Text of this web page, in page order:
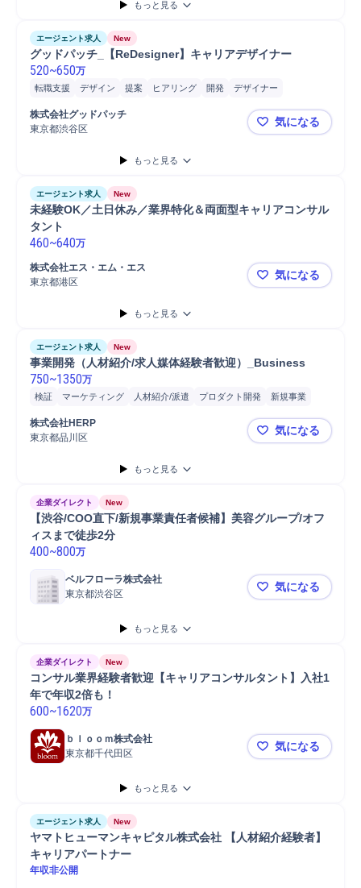
もっと見る
エージェント求人 New
グッドパッチ_【ReDesigner】キャリアデザイナー
520~650万
転職支援 デザイン 提案 ヒアリング 開発
デザイナー
Web/ITサービス
PC/Web
マネジメント
株式会社グッドパッチ
東京都渋谷区
グッドパッ
気になる
もっと見る
エージェント求人 New
未経験OK／土日休み／業界特化＆両面型キャリアコンサル
タント
460~640万
株式会社エス・エム・エス
東京都港区
未経験OK
気になる
もっと見る
エージェント求人 New
事業開発（人材紹介/求人媒体経験者歓迎）_Business
750~1350万
検証 マーケティング 人材紹介/派遣 プロダクト開発
新規事業
営業
KPI設定
求人メディア出稿
法人営業
株式会社HERP
東京都品川区
事業開発（
気になる
もっと見る
企業ダイレクト New
【渋谷/COO直下/新規事業責任者候補】美容グループ/オフ
ィスまで徒歩2分
400~800万
ベルフローラ株式会社
東京都渋谷区
【渋谷/
気になる
もっと見る
企業ダイレクト New
コンサル業界経験者歓迎【キャリアコンサルタント】入社1
年で年収2倍も！
600~1620万
ｂｌｏｏｍ株式会社
東京都千代田区
コンサル業
気になる
もっと見る
エージェント求人 New
ヤマトヒューマンキャピタル株式会社 【人材紹介経験者】
キャリアパートナー
年収非公開